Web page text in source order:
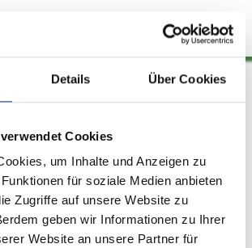
Details Über Cookies
Cookies
um Inhalte und Anzeigen zu
für soziale Medien anbieten
Zugriffe auf unsere Website zu
geben wir Informationen zu Ihrer
Website an unsere Partner für